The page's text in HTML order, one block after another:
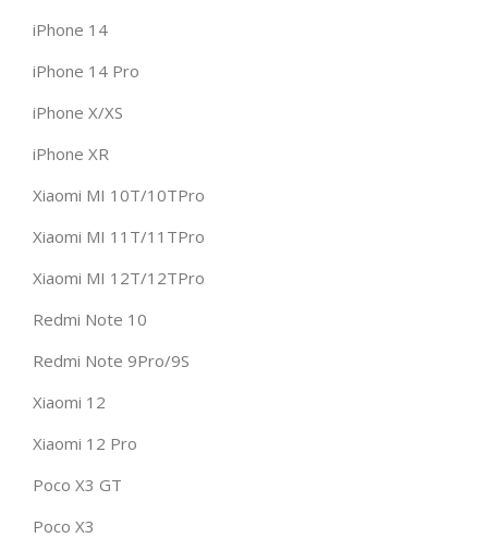
iPhone 14
iPhone 14 Pro
iPhone X/XS
iPhone XR
Xiaomi MI 10T/10TPro
Xiaomi MI 11T/11TPro
Xiaomi MI 12T/12TPro
Redmi Note 10
Redmi Note 9Pro/9S
Xiaomi 12
Xiaomi 12 Pro
Poco X3 GT
Poco X3